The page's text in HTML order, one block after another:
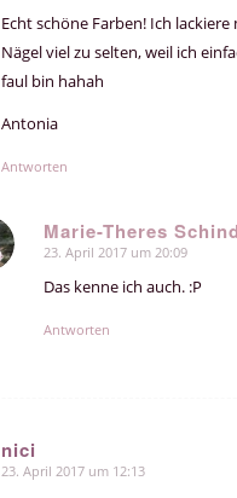
Echt schöne Farben! Ich lackiere
Nägel viel zu selten, weil ich
faul bin hahah
Antonia
Antworten
Marie-Theres
sagte:
23. April 2017 um 20:09
Das kenne ich auch. :P
Antworten
nici
sagte:
23. April 2017 um 12:13